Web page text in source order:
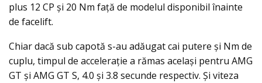
plus 12 CP şi 20 Nm faţă de modelul disponibil înainte
de facelift.
Chiar dacă sub capotă s-au adăugat cai putere şi Nm de
cuplu, timpul de acceleraţie a rămas acelaşi pentru AMG
GT şi AMG GT S, 4.0 şi 3.8 secunde respectiv. Şi viteza